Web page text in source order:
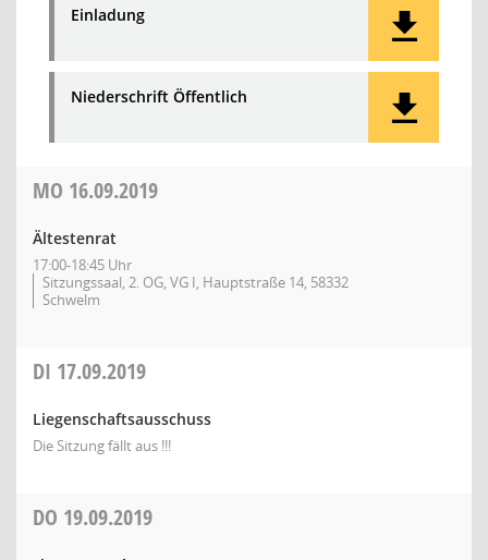
Einladung
Niederschrift Öffentlich
MO 16.09.2019
Ältestenrat
17:00-18:45 Uhr
Sitzungssaal, 2. OG, VG I, Hauptstraße 14, 58332
Schwelm
DI 17.09.2019
Liegenschaftsausschuss
Die Sitzung fällt aus !!!
DO 19.09.2019